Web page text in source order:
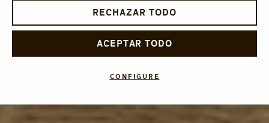
RECHAZAR TODO
ACEPTAR TODO
CONFIGURE